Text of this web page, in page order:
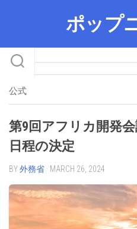
ポップ
公式
第9回アフリカ開発会
日程の決定
BY外務省 · MARCH 26, 2024